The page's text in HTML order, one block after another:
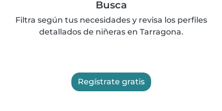
Busca
Filtra según tus necesidades y revisa los perfiles
detallados de niñeras en Tarragona.
Regístrate gratis